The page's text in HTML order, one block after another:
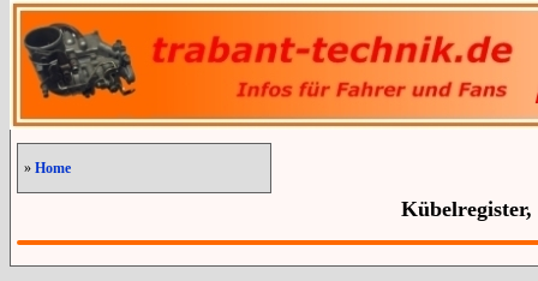
» Home
Kübelregister,